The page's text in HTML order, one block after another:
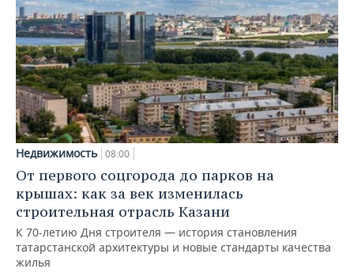
Недвижимость 08:00
От первого соцгорода до парков на
крышах: как за век изменилась
строительная отрасль Казани
К 70-летию Дня строителя — история становления
татарстанской архитектуры и новые стандарты качества
жилья